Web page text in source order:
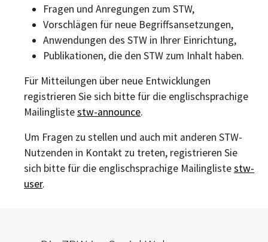
Fragen und Anregungen zum STW,
Vorschlägen für neue Begriffsansetzungen,
Anwendungen des STW in Ihrer Einrichtung,
Publikationen, die den STW zum Inhalt haben.
Für Mitteilungen über neue Entwicklungen
registrieren Sie sich bitte für die englischsprachige
Mailinglistestw-announce.
Um Fragen zu stellen und auch mit anderen STW-
Nutzenden in Kontakt zu treten, registrieren Sie
sich bitte für die englischsprachige Mailinglistestw-
user.